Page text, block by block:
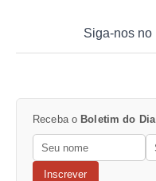
Siga-nos no
Receba o Boletim do Dia
Inscrever